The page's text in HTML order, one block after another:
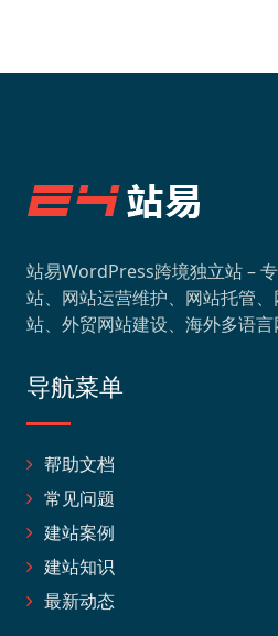
站易WordPress跨境独立站 –
站、网站运营维护、网站托管
站、外贸网站建设、海外多语言
导航菜单
帮助文档
常见问题
建站案例
建站知识
最新动态